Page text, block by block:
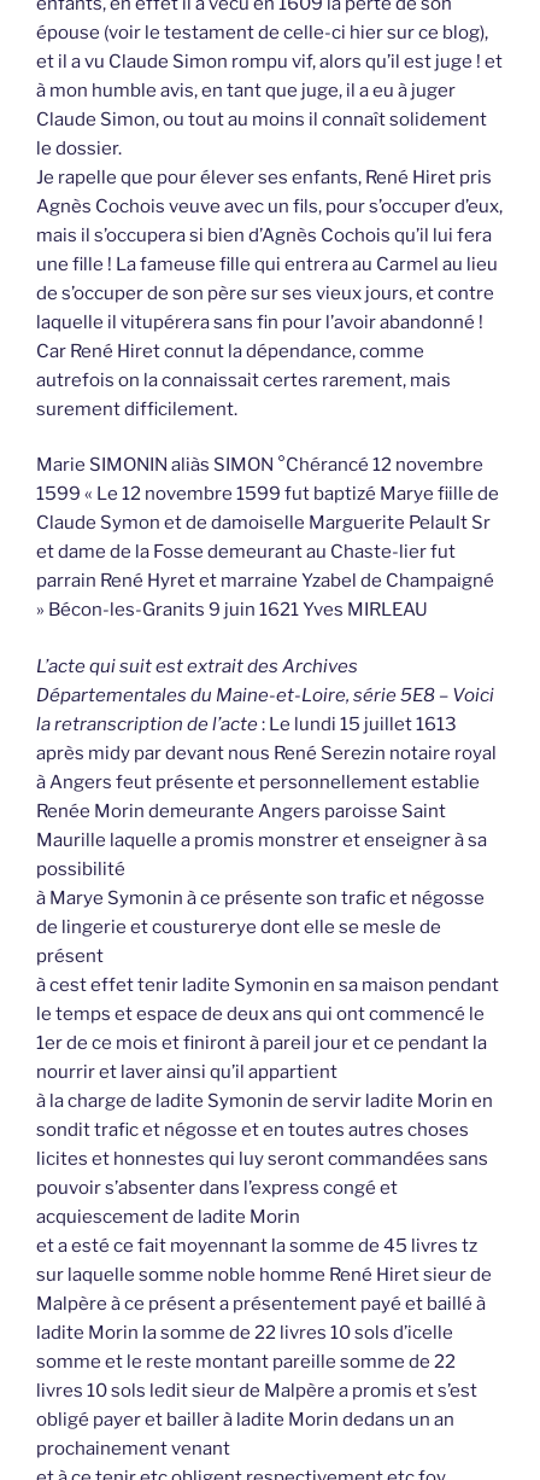
épouse (voir le testament de celle-ci hier sur ce blog),
et il a vu Claude Simon rompu vif, alors qu’il est juge ! et
à mon humble avis, en tant que juge, il a eu à juger
Claude Simon, ou tout au moins il connaît solidement
le dossier.
Je rapelle que pour élever ses enfants, René Hiret pris
Agnès Cochois veuve avec un fils, pour s’occuper d’eux,
mais il s’occupera si bien d’Agnès Cochois qu’il lui fera
une fille ! La fameuse fille qui entrera au Carmel au lieu
de s’occuper de son père sur ses vieux jours, et contre
laquelle il vitupérera sans fin pour l’avoir abandonné !
Car René Hiret connut la dépendance, comme
autrefois on la connaissait certes rarement, mais
surement difficilement.
Marie SIMONIN aliàs SIMON °Chérancé 12 novembre
1599 « Le 12 novembre 1599 fut baptizé Marye fiille de
Claude Symon et de damoiselle Marguerite Pelault Sr
et dame de la Fosse demeurant au Chaste-lier fut
parrain René Hyret et marraine Yzabel de Champaigné
» Bécon-les-Granits 9 juin 1621 Yves MIRLEAU
L’acte qui suit est extrait des Archives
Départementales du Maine-et-Loire, série 5E8 – Voici
la retranscription de l’acte: Le lundi 15 juillet 1613
après midy par devant nous René Serezin notaire royal
à Angers feut présente et personnellement establie
Renée Morin demeurante Angers paroisse Saint
Maurille laquelle a promis monstrer et enseigner à sa
possibilité
à Marye Symonin à ce présente son trafic et négosse
de lingerie et cousturerye dont elle se mesle de
présent
à cest effet tenir ladite Symonin en sa maison pendant
le temps et espace de deux ans qui ont commencé le
1er de ce mois et finiront à pareil jour et ce pendant la
nourrir et laver ainsi qu’il appartient
à la charge de ladite Symonin de servir ladite Morin en
sondit trafic et négosse et en toutes autres choses
licites et honnestes qui luy seront commandées sans
pouvoir s’absenter dans l’express congé et
acquiescement de ladite Morin
et a esté ce fait moyennant la somme de 45 livres tz
sur laquelle somme noble homme René Hiret sieur de
Malpère à ce présent a présentement payé et baillé à
ladite Morin la somme de 22 livres 10 sols d’icelle
somme et le reste montant pareille somme de 22
livres 10 sols ledit sieur de Malpère a promis et s’est
obligé payer et bailler à ladite Morin dedans un an
prochainement venant